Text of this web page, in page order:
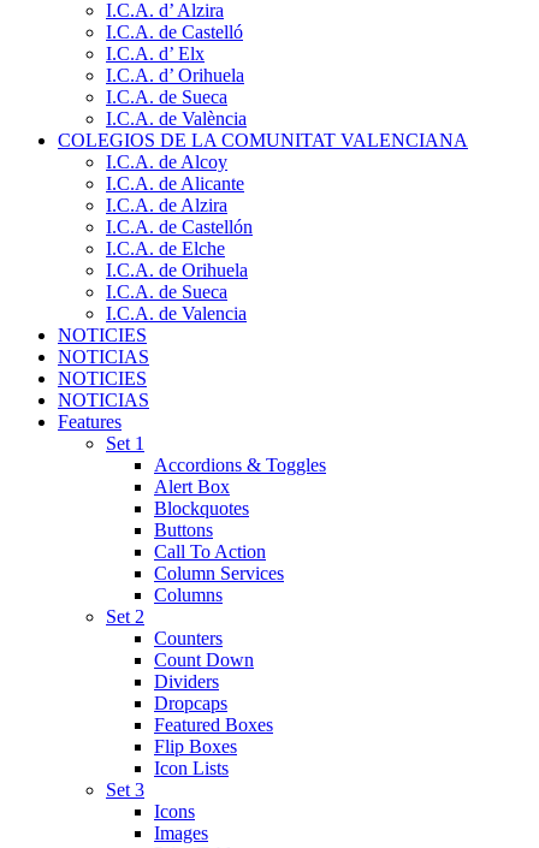
I.C.A. d’ Alzira
I.C.A. de Castelló
I.C.A. d’ Elx
I.C.A. d’ Orihuela
I.C.A. de Sueca
I.C.A. de València
COLEGIOS DE LA COMUNITAT VALENCIANA
I.C.A. de Alcoy
I.C.A. de Alicante
I.C.A. de Alzira
I.C.A. de Castellón
I.C.A. de Elche
I.C.A. de Orihuela
I.C.A. de Sueca
I.C.A. de Valencia
NOTICIES
NOTICIAS
NOTICIES
NOTICIAS
Features
Set 1
Accordions & Toggles
Alert Box
Blockquotes
Buttons
Call To Action
Column Services
Columns
Set 2
Counters
Count Down
Dividers
Dropcaps
Featured Boxes
Flip Boxes
Icon Lists
Set 3
Icons
Images